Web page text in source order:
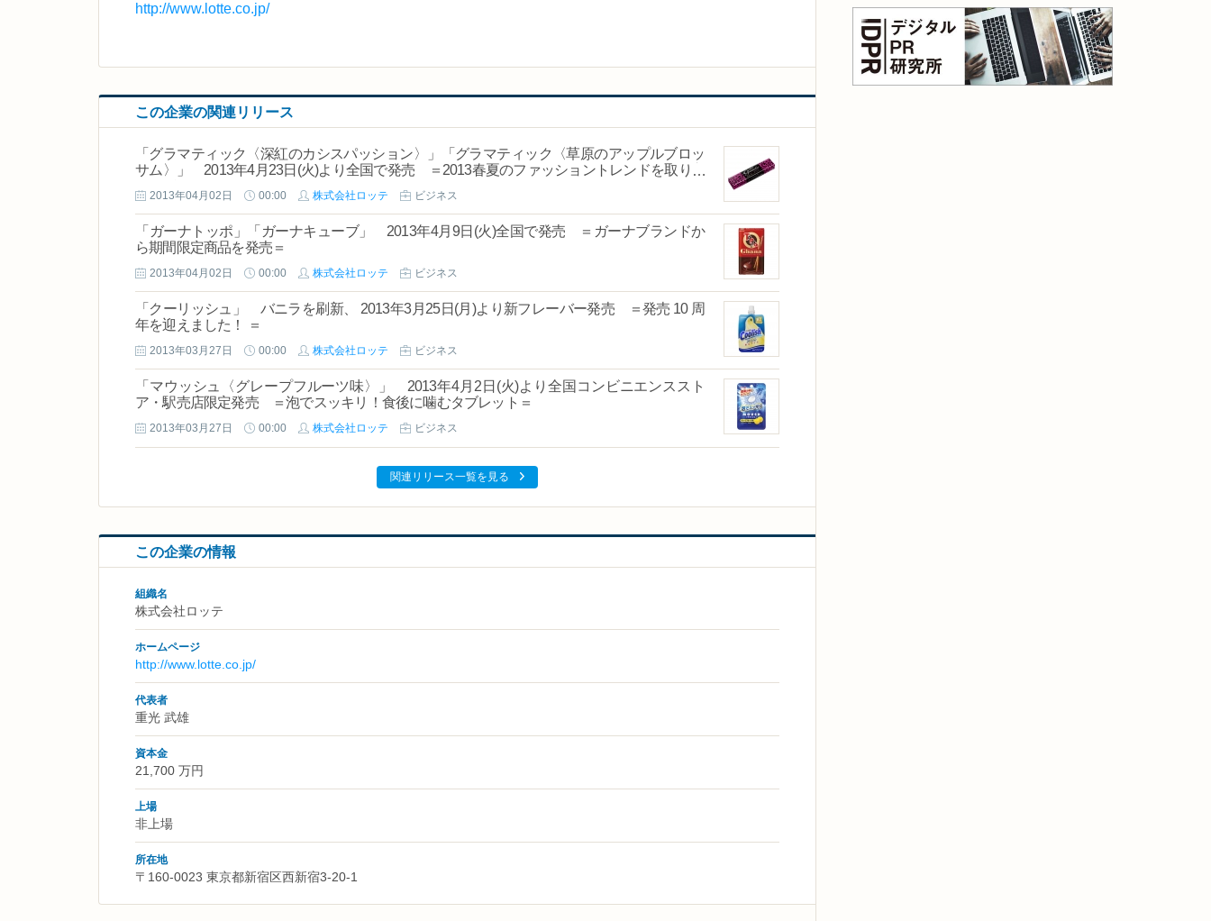
http://www.lotte.co.jp/
この企業の関連リリース
「グラマティック〈深紅のカシスパッション〉」「グラマティック〈草原のアップルブロッ
サム〉」 2013年4月23日(火)より全国で発売 ＝2013春夏のファッショントレンドを取り入
2013年04月02日 00:00 株式会社ロッテ ビジネス
「ガーナトッポ」「ガーナキューブ」 2013年4月9日(火)全国で発売 ＝ガーナブランドか
ら期間限定商品を発売＝
2013年04月02日 00:00 株式会社ロッテ ビジネス
「クーリッシュ」 バニラを刷新、 2013年3月25日(月)より新フレーバー発売 ＝発売 10 周
年を迎えました！ ＝
2013年03月27日 00:00 株式会社ロッテ ビジネス
「マウッシュ〈グレープフルーツ味〉」 2013年4月2日(火)より全国コンビニエンススト
ア・駅売店限定発売 ＝泡でスッキリ！食後に噛むタブレット＝
2013年03月27日 00:00 株式会社ロッテ ビジネス
関連リリース一覧を見る
この企業の情報
組織名
株式会社ロッテ
ホームページ
http://www.lotte.co.jp/
代表者
重光 武雄
資本金
21,700 万円
上場
非上場
所在地
〒160-0023 東京都新宿区西新宿3-20-1